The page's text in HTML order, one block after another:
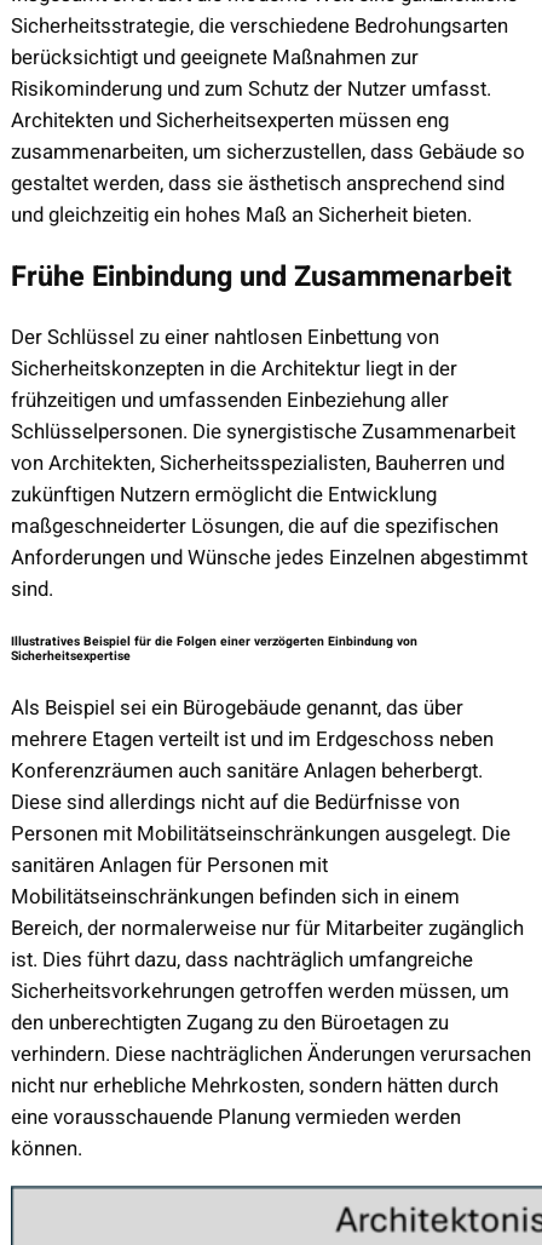
Sicherheitsstrategie, die verschiedene Bedrohungsarten
berücksichtigt und geeignete Maßnahmen zur
Risikominderung und zum Schutz der Nutzer umfasst.
Architekten und Sicherheitsexperten müssen eng
zusammenarbeiten, um sicherzustellen, dass Gebäude so
gestaltet werden, dass sie ästhetisch ansprechend sind
und gleichzeitig ein hohes Maß an Sicherheit bieten.
Frühe Einbindung und Zusammenarbeit
Der Schlüssel zu einer nahtlosen Einbettung von
Sicherheitskonzepten in die Architektur liegt in der
frühzeitigen und umfassenden Einbeziehung aller
Schlüsselpersonen. Die synergistische Zusammenarbeit
von Architekten, Sicherheitsspezialisten, Bauherren und
zukünftigen Nutzern ermöglicht die Entwicklung
maßgeschneiderter Lösungen, die auf die spezifischen
Anforderungen und Wünsche jedes Einzelnen abgestimmt
sind.
Illustratives Beispiel für die Folgen einer verzögerten Einbindung von
Sicherheitsexpertise
Als Beispiel sei ein Bürogebäude genannt, das über
mehrere Etagen verteilt ist und im Erdgeschoss neben
Konferenzräumen auch sanitäre Anlagen beherbergt.
Diese sind allerdings nicht auf die Bedürfnisse von
Personen mit Mobilitätseinschränkungen ausgelegt. Die
sanitären Anlagen für Personen mit
Mobilitätseinschränkungen befinden sich in einem
Bereich, der normalerweise nur für Mitarbeiter zugänglich
ist. Dies führt dazu, dass nachträglich umfangreiche
Sicherheitsvorkehrungen getroffen werden müssen, um
den unberechtigten Zugang zu den Büroetagen zu
verhindern. Diese nachträglichen Änderungen verursachen
nicht nur erhebliche Mehrkosten, sondern hätten durch
eine vorausschauende Planung vermieden werden
können.